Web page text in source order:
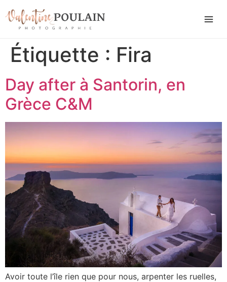
Étiquette : Fira
Day after à Santorin, en
Grèce C&M
Avoir toute l’île rien que pour nous, arpenter les ruelles,